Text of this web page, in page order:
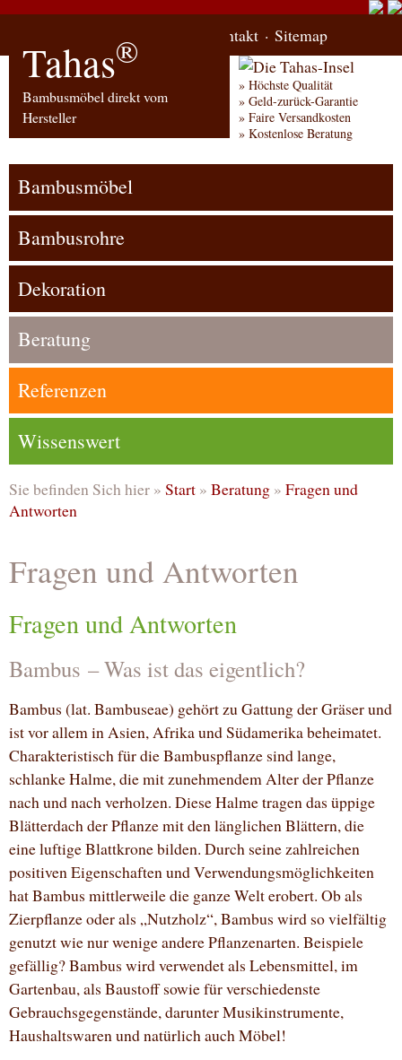
Kontakt Sitemap
Tahas®
Bambusmöbel direkt vom
Hersteller
Höchste Qualität
Geld-zurück-Garantie
Faire Versandkosten
Kostenlose Beratung
Bambusmöbel
Bambusrohre
Dekoration
Beratung
Referenzen
Wissenswert
Sie befinden Sich hier » Start » Beratung » Fragen und
Antworten
Fragen und Antworten
Fragen und Antworten
Bambus – Was ist das eigentlich?
Bambus (lat. Bambuseae) gehört zu Gattung der Gräser und
ist vor allem in Asien, Afrika und Südamerika beheimatet.
Charakteristisch für die Bambuspflanze sind lange,
schlanke Halme, die mit zunehmendem Alter der Pflanze
nach und nach verholzen. Diese Halme tragen das üppige
Blätterdach der Pflanze mit den länglichen Blättern, die
eine luftige Blattkrone bilden. Durch seine zahlreichen
positiven Eigenschaften und Verwendungsmöglichkeiten
hat Bambus mittlerweile die ganze Welt erobert. Ob als
Zierpflanze oder als „Nutzholz“, Bambus wird so vielfältig
genutzt wie nur wenige andere Pflanzenarten. Beispiele
gefällig? Bambus wird verwendet als Lebensmittel, im
Gartenbau, als Baustoff sowie für verschiedenste
Gebrauchsgegenstände, darunter Musikinstrumente,
Haushaltswaren und natürlich auch Möbel!